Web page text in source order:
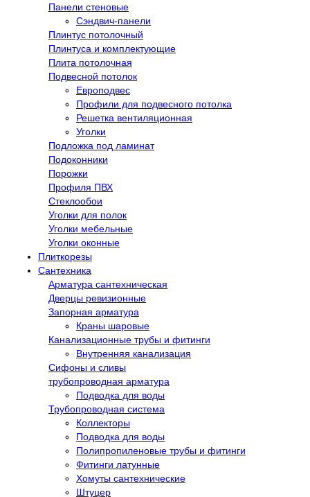
Панели стеновые
Сэндвич-панели
Плинтус потолочный
Плинтуса и комплектующие
Плита потолочная
Подвесной потолок
Европодвес
Профили для подвесного потолка
Решетка вентиляционная
Уголки
Подложка под ламинат
Подоконники
Порожки
Профиля ПВХ
Стеклообои
Уголки для полок
Уголки мебельные
Уголки оконные
Плиткорезы
Сантехника
Арматура сантехническая
Дверцы ревизионные
Запорная арматура
Краны шаровые
Канализационные трубы и фитинги
Внутренняя канализация
Сифоны и сливы
трубопроводная арматура
Подводка для воды
Трубопроводная система
Коллекторы
Подводка для воды
Полипропиленовые трубы и фитинги
Фитинги латунные
Хомуты сантехнические
Штуцер